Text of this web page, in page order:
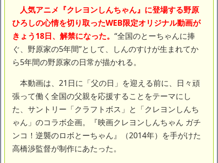
ｗｗｗｗｗｗｗｗ NEW!
【急増】「外国人受け入れ反対」56.3％に わずか2年で20.7ポ
イント増、東大調査「若い世代ほど増加」NEW!
【悲報】田中みな実(39)、妊娠して顔が別人のように変わる
【画像】身長155cm・体重36kg・ウエスト51cmのスレンダー美
少女がAVデビュ－ｗwwww
広末涼子さん、正気に戻ってしまい絶望する・・・「アカン、キ
ャリアがすべて終わった」
【配信者】「金バエ」のSNS更新が1週間途絶え、様々な憶測が
飛び交う。1週間ぶりの投稿でも一人称が「ボキ」ではなく「俺」と
なっており、本人ではないとの憶測が広がる
かつてはSONYのパソコンだった「VAIO」家電量販店のノジマに
買収されてしまう
ハードオフに売っていた4万4000円のフィギュアがヤバすぎるｗ
人気アニメ『クレヨンしんちゃん』に登場する野原
ひろしの心情を切り取ったWEB限定オリジナル動画が
きょう18日、解禁になった。 “全国のとーちゃんに捧
ぐ、野原家の5年間”として、しんのすけが生まれてか
ら5年間の野原家の日常が描かれる。
本動画は、21日に「父の日」を迎える前に、日々頑
張って働く全国の父親を応援することをテーマにし
た、サントリー「クラフトボス」と「クレヨンしんち
ゃん」のコラボ企画。『映画クレヨンしんちゃん ガチ
ンコ！逆襲のロボとーちゃん』（2014年）を手がけた
高橋渉監督が制作にあたった。